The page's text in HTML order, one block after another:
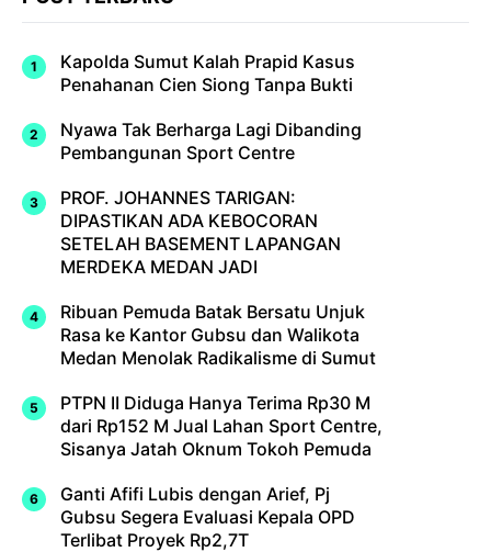
Kapolda Sumut Kalah Prapid Kasus
Penahanan Cien Siong Tanpa Bukti
Nyawa Tak Berharga Lagi Dibanding
Pembangunan Sport Centre
PROF. JOHANNES TARIGAN:
DIPASTIKAN ADA KEBOCORAN
SETELAH BASEMENT LAPANGAN
MERDEKA MEDAN JADI
Ribuan Pemuda Batak Bersatu Unjuk
Rasa ke Kantor Gubsu dan Walikota
Medan Menolak Radikalisme di Sumut
PTPN II Diduga Hanya Terima Rp30 M
dari Rp152 M Jual Lahan Sport Centre,
Sisanya Jatah Oknum Tokoh Pemuda
Ganti Afifi Lubis dengan Arief, Pj
Gubsu Segera Evaluasi Kepala OPD
Terlibat Proyek Rp2,7T